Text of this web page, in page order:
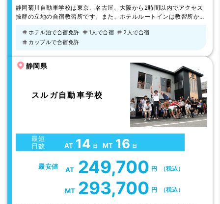
静岡菊川自動車学校は東京、名古屋、大阪から2時間以内でアクセス
抜群の立地の合宿教習所です。また、ホテルルートインは教習所から
す。周辺にもファーストフード店やコンビニもありすごく便利な環境
です。広々とした教習コースでスタッフもアットホームであたたかい
ホテル泊で合宿免許 1人で合宿
2人で合宿
カップルで合宿免許
静岡県
スルガ自動車学校
最短
日数
AT 14 日 MT 16 日
最安値 AT 249,700 円 （税込）
MT 293,700 円 （税込）